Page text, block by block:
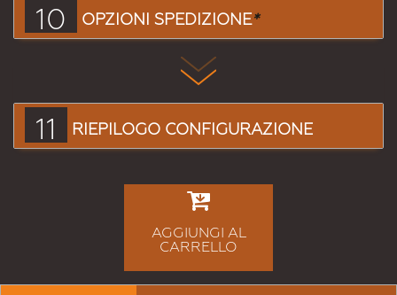
10 OPZIONI SPEDIZIONE*
11 RIEPILOGO CONFIGURAZIONE
AGGIUNGI AL
CARRELLO